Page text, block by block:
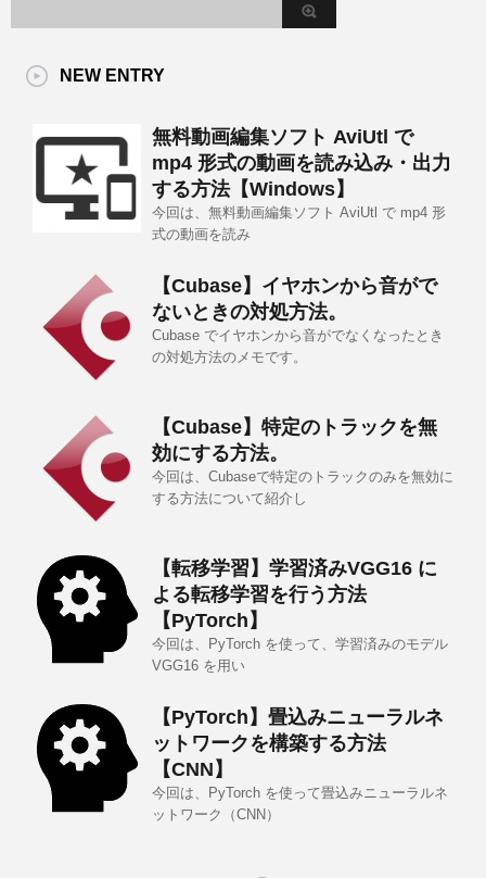
NEW ENTRY
無料動画編集ソフト AviUtl で
mp4 形式の動画を読み込み・出力
する方法【Windows】
今回は、無料動画編集ソフト AviUtl で mp4 形
式の動画を読み
【Cubase】イヤホンから音がで
ないときの対処方法。
Cubase でイヤホンから音がでなくなったとき
の対処方法のメモです。
【Cubase】特定のトラックを無
効にする方法。
今回は、Cubaseで特定のトラックのみを無効に
する方法について紹介し
【転移学習】学習済みVGG16 に
よる転移学習を行う方法
【PyTorch】
今回は、PyTorch を使って、学習済みのモデル
VGG16 を用い
【PyTorch】畳込みニューラルネ
ットワークを構築する方法
【CNN】
今回は、PyTorch を使って畳込みニューラルネ
ットワーク（CNN）